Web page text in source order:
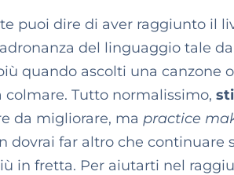
puoi dire di aver raggiunto il
del linguaggio tale
quando ascolti una canzone
colmare. Tutto normalissimo,
da migliorare, ma practice
dovrai far altro che
in fretta. Per aiutarti nel